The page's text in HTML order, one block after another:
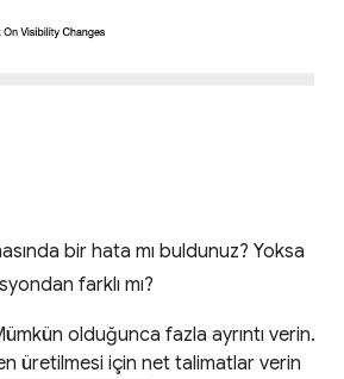
bir hata mı buldunuz? Yoksa
farklı mı?
olduğunca fazla ayrıntı verin.
üretilmesi için net talimatlar verin